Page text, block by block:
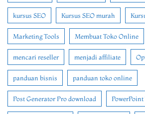
kursus SEO Kursus SEO murah
Marketing Tools Membuat Toko Online
mencari reseller menjadi affiliate
panduan bisnis panduan toko online
Post Generator Pro download